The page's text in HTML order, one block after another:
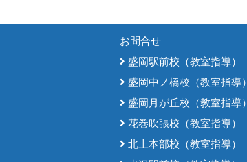
お問合せ
盛岡駅前校（教室指導）
盛岡中ノ橋校（教室指導）
盛岡月が丘校（教室指導）
花巻吹張校（教室指導）
北上本部校（教室指導）